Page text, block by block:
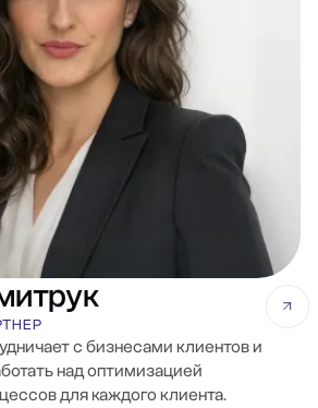
с бизнесами клиентов и
над оптимизацией
для каждого клиента.